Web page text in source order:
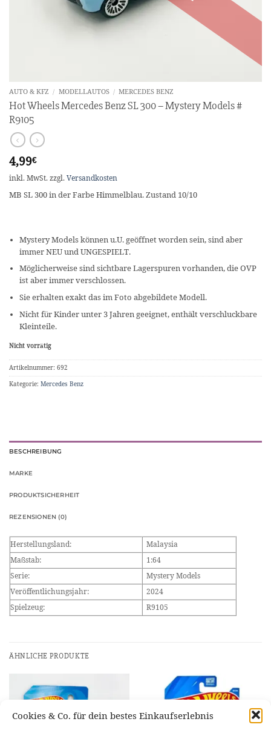
Cookies & Co. für dein bestes Einkaufserlebnis
AUTO & KFZ / MODELLAUTOS / MERCEDES BENZ
Hot Wheels Mercedes Benz SL 300 – Mystery Models #
R9105
4,99€
inkl. MwSt. zzgl. Versandkosten
MB SL 300 in der Farbe Himmelblau. Zustand 10/10
Mystery Models können u.U. geöffnet worden sein, sind aber
immer NEU und UNGESPIELT.
Möglicherweise sind sichtbare Lagerspuren vorhanden, die OVP
ist aber immer verschlossen.
Sie erhalten exakt das im Foto abgebildete Modell.
Nicht für Kinder unter 3 Jahren geeignet, enthält verschluckbare
Kleinteile.
Nicht vorrätig
Artikelnummer: 692
Kategorie: Mercedes Benz
BESCHREIBUNG
MARKE
PRODUKTSICHERHEIT
REZENSIONEN (0)
Herstellungsland:
Malaysia
Maßstab:
1:64
Serie:
Mystery Models
Veröffentlichungsjahr:
2024
Spielzeug:
R9105
ÄHNLICHE PRODUKTE